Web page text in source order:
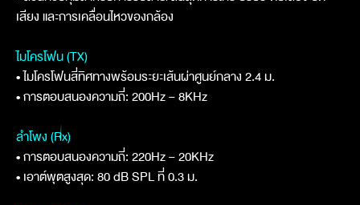
เสียง และการเคลื่อนไหวของกล้อง
ไมโครโฟน (TX)
• ไมโครโฟนสี่ทิศทางพร้อมระยะเส้นผ่าศูนย์กลาง 2.4 ม.
• การตอบสนองความถี่: 200Hz – 8KHz
ลำโพง (Rx)
• การตอบสนองความถี่: 220Hz – 20KHz
• เอาต์พุตสูงสุด: 80 dB SPL ที่ 0.3 ม.